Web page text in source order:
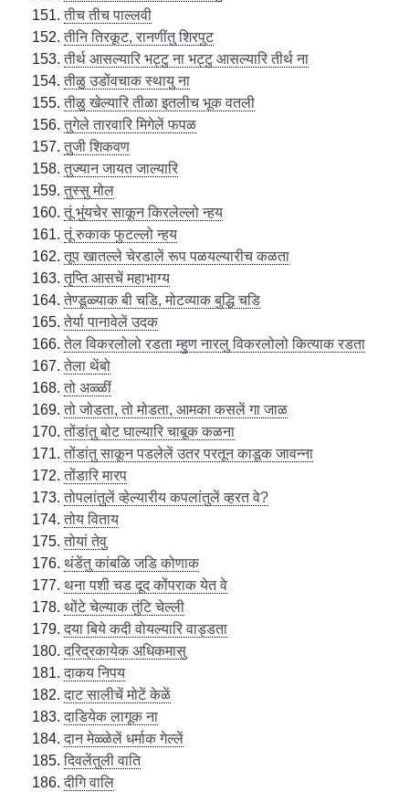
तीच तीच पाल्लवी
तीनि तिरकूट, रानणींतु शिरपुट
तीर्थ आसल्यारि भट्टु ना भट्टु आसल्यारि तीर्थ ना
तीळु उडोंवचाक स्थायु ना
तीळु खेल्यारि तीळा इतलीच भूक वतली
तुगेले तारवारि मिगेलें फपळ
तुजी शिकवण
तुज्यान जायत जाल्यारि
तुस्सु मोल
तूं भुंयचेर साकून किरलेल्लो न्हय
तूं रुकाक फुटल्लो न्हय
तूप खातल्ले चेरडालें रूप पळयल्यारीच कळता
तृप्ति आसचें महाभाग्य
तेण्डूळ्याक बी चडि, मोटव्याक बुद्धि चडि
तेर्या पानावेलें उदक
तेल विकरलोलो रडता म्हुण नारलु विकरलोलो कित्याक रडता
तेला थेंबो
तो अळ्ळीं
तो जोडता, तो मोडता, आमका कसलें गा जाळ
तोंडांतु बोट घाल्यारि चाबूक कळना
तोंडांतु साकून पडलेलें उतर परतून काडूक जावन्ना
तोंडारि मारप
तोपलांतुलें व्हेल्यारीय कपलांतुलें व्हरत वे?
तोय विताय
तोयां तेवु
थंडेंतु कांबळि जडि कोणाक
थना पशी चड दूद कोंपराक येत वे
थोंटे चेल्याक तुंटि चेल्ली
दया बिये कदी वोयल्यारि वाड्डता
दरिद्रकायेक अधिकमासु
दाकय निपय
दाट सालीचें मोटें केळें
दाडियेक लागूक ना
दान मेळ्ळेलें धर्माक गेल्लें
दिवलेंतुली वाति
दीगि वालि